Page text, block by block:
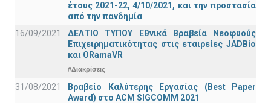
έτους 2021-22, 4/10/2021, και την προστασία
από την πανδημία
16/09/2021
ΔΕΛΤΙΟ ΤΥΠΟΥ Εθνικά Βραβεία Νεοφυούς
Επιχειρηματικότητας στις εταιρείες JADBio
και ORamaVR
#Διακρίσεις
31/08/2021
Βραβείο Καλύτερης Εργασίας (Best Paper
Award) στο ACM SIGCOMM 2021